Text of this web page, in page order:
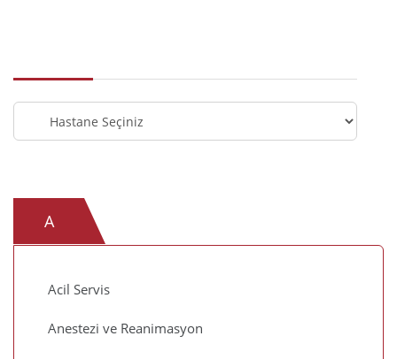
Hastane
Seçiniz
A
Acil Servis
Anestezi ve Reanimasyon